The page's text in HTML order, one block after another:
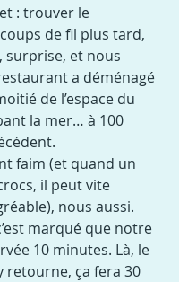
: trouver le
de fil plus tard,
surprise, et nous
a déménagé
de l’espace du
la mer… à 100
faim (et quand un
il peut vite
nous aussi.
marqué que notre
10 minutes. Là, le
retourne, ça fera 30